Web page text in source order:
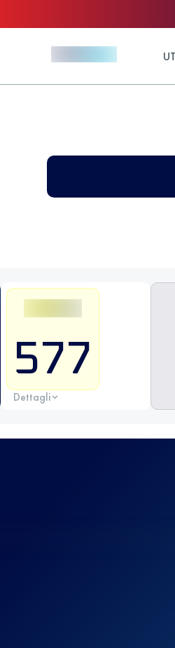
577
Dettagli